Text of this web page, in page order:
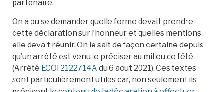
partenaire.
On a pu se demander quelle forme devait prendre
cette déclaration sur l’honneur et quelles mentions
elle devait réunir. On le sait de façon certaine depuis
qu’un arrêté est venu le préciser au milieu de l’été
(Arrêté ECOI 2122714A du 6 aout 2021). Ces textes
sont particulièrement utiles car, non seulement ils